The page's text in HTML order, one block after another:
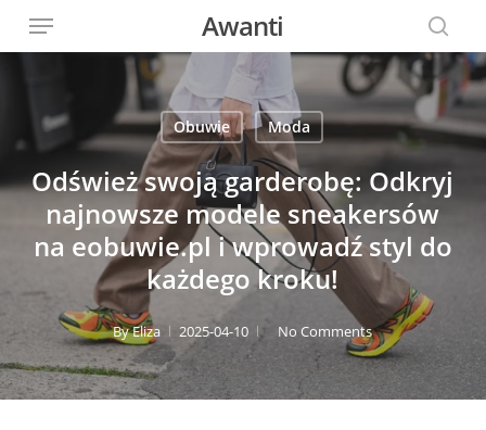
Awanti
Menu
Obuwie Moda
Odśwież swoją garderobę: Odkryj
najnowsze modele sneakersów
na eobuwie.pl i wprowadź styl do
każdego kroku!
ByEliza 2025-04-10 No Comments